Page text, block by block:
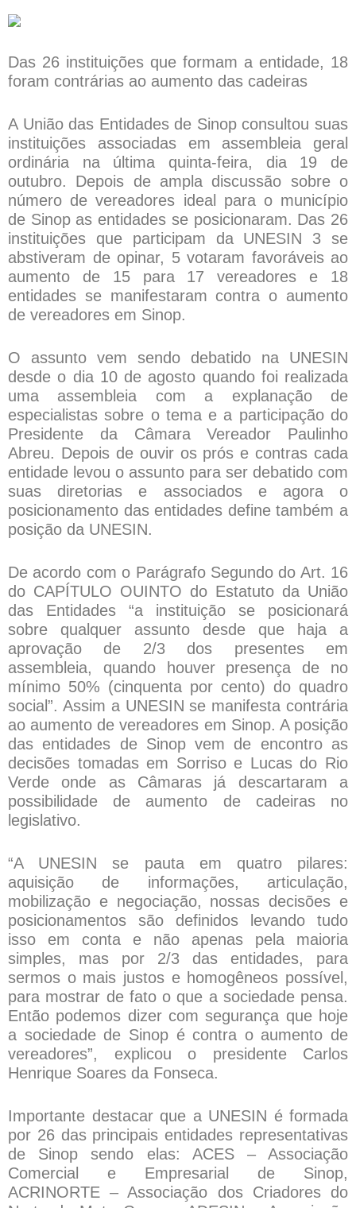
Das 26 instituições que formam a entidade, 18
foram contrárias ao aumento das cadeiras
A União das Entidades de Sinop consultou suas
instituições associadas em assembleia geral
ordinária na última quinta-feira, dia 19 de
outubro. Depois de ampla discussão sobre o
número de vereadores ideal para o município
de Sinop as entidades se posicionaram. Das 26
instituições que participam da UNESIN 3 se
abstiveram de opinar, 5 votaram favoráveis ao
aumento de 15 para 17 vereadores e 18
entidades se manifestaram contra o aumento
de vereadores em Sinop.
O assunto vem sendo debatido na UNESIN
desde o dia 10 de agosto quando foi realizada
uma assembleia com a explanação de
especialistas sobre o tema e a participação do
Presidente da Câmara Vereador Paulinho
Abreu. Depois de ouvir os prós e contras cada
entidade levou o assunto para ser debatido com
suas diretorias e associados e agora o
posicionamento das entidades define também a
posição da UNESIN.
De acordo com o Parágrafo Segundo do Art. 16
do CAPÍTULO OUINTO do Estatuto da União
das Entidades “a instituição se posicionará
sobre qualquer assunto desde que haja a
aprovação de 2/3 dos presentes em
assembleia, quando houver presença de no
mínimo 50% (cinquenta por cento) do quadro
social”. Assim a UNESIN se manifesta contrária
ao aumento de vereadores em Sinop. A posição
das entidades de Sinop vem de encontro as
decisões tomadas em Sorriso e Lucas do Rio
Verde onde as Câmaras já descartaram a
possibilidade de aumento de cadeiras no
legislativo.
“A UNESIN se pauta em quatro pilares:
aquisição de informações, articulação,
mobilização e negociação, nossas decisões e
posicionamentos são definidos levando tudo
isso em conta e não apenas pela maioria
simples, mas por 2/3 das entidades, para
sermos o mais justos e homogêneos possível,
para mostrar de fato o que a sociedade pensa.
Então podemos dizer com segurança que hoje
a sociedade de Sinop é contra o aumento de
vereadores”, explicou o presidente Carlos
Henrique Soares da Fonseca.
Importante destacar que a UNESIN é formada
por 26 das principais entidades representativas
de Sinop sendo elas: ACES – Associação
Comercial e Empresarial de Sinop,
ACRINORTE – Associação dos Criadores do